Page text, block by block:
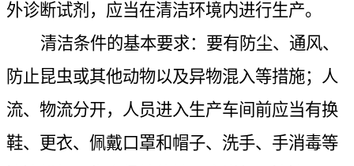
外诊断试剂，应当在清洁环境内进行生产。
清洁条件的基本要求：要有防尘、通风、
防止昆虫或其他动物以及异物混入等措施；人
流、物流分开，人员进入生产车间前应当有换
鞋、更衣、佩戴口罩和帽子、洗手、手消毒等